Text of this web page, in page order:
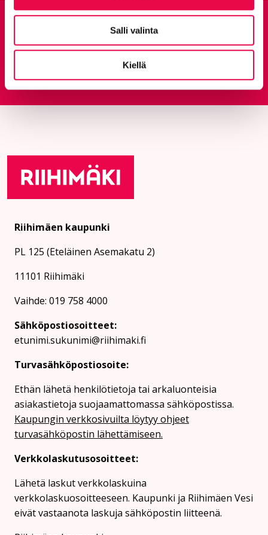
Salli valinta
Kiellä
Anna palautetta
Palautepalvelu
Siirtyy ulkoiselle
Riihimäen kaupunki
PL 125 (Eteläinen Asemakatu 2)
11101 Riihimäki
Vaihde: 019 758 4000
Sähköpostiosoitteet:
etunimi.sukunimi@riihimaki.fi
Turvasähköpostiosoite:
Ethän lähetä henkilötietoja tai arkaluonteisia
asiakastietoja suojaamattomassa sähköpostissa.
Kaupungin verkkosivuilta löytyy ohjeet
turvasähköpostin lähettämiseen.
Verkkolaskutusosoitteet:
Lähetä laskut verkkolaskuina
verkkolaskuosoitteeseen. Kaupunki ja Riihimäen Vesi
eivät vastaanota laskuja sähköpostin liitteenä.